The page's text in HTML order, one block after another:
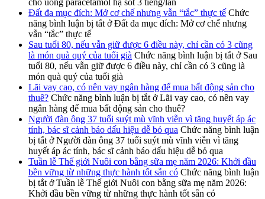
Đất đa mục đích: Mở cơ chế nhưng vẫn “tắc” thực tế Chức
năng bình luận bị tắt ở Đất đa mục đích: Mở cơ chế nhưng
vẫn “tắc” thực tế
Sau tuổi 80, nếu vẫn giữ được 6 điều này, chỉ cần có 3 cũng
là món quà quý của tuổi già Chức năng bình luận bị tắt ở Sau
tuổi 80, nếu vẫn giữ được 6 điều này, chỉ cần có 3 cũng là
món quà quý của tuổi già
Lãi vay cao, có nên vay ngân hàng để mua bất động sản cho
thuê? Chức năng bình luận bị tắt ở Lãi vay cao, có nên vay
ngân hàng để mua bất động sản cho thuê?
Người đàn ông 37 tuổi suýt mù vĩnh viễn vì tăng huyết áp ác
tính, bác sĩ cảnh báo dấu hiệu dễ bỏ qua Chức năng bình luận
bị tắt ở Người đàn ông 37 tuổi suýt mù vĩnh viễn vì tăng
huyết áp ác tính, bác sĩ cảnh báo dấu hiệu dễ bỏ qua
Tuần lễ Thế giới Nuôi con bằng sữa mẹ năm 2026: Khởi đầu
bền vững từ những thực hành tốt sẵn có Chức năng bình luận
bị tắt ở Tuần lễ Thế giới Nuôi con bằng sữa mẹ năm 2026:
Khởi đầu bền vững từ những thực hành tốt sẵn có